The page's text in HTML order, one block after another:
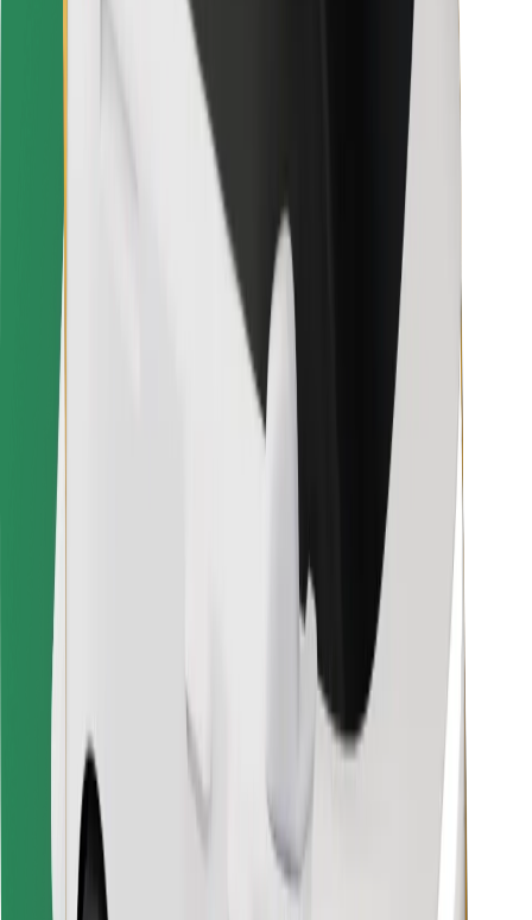
Für Kuriere
Für Flottenbesitzer:innen
Für Restaurants
Bolt for Business
Allgemeine Geschäftsbedingungen
In wenigen Minuten zu deiner Fahrt!
Bolt Food App herunterladen